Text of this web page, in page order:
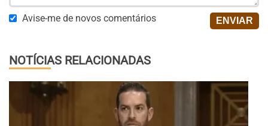
Avise-me de novos comentários
NOTÍCIAS RELACIONADAS